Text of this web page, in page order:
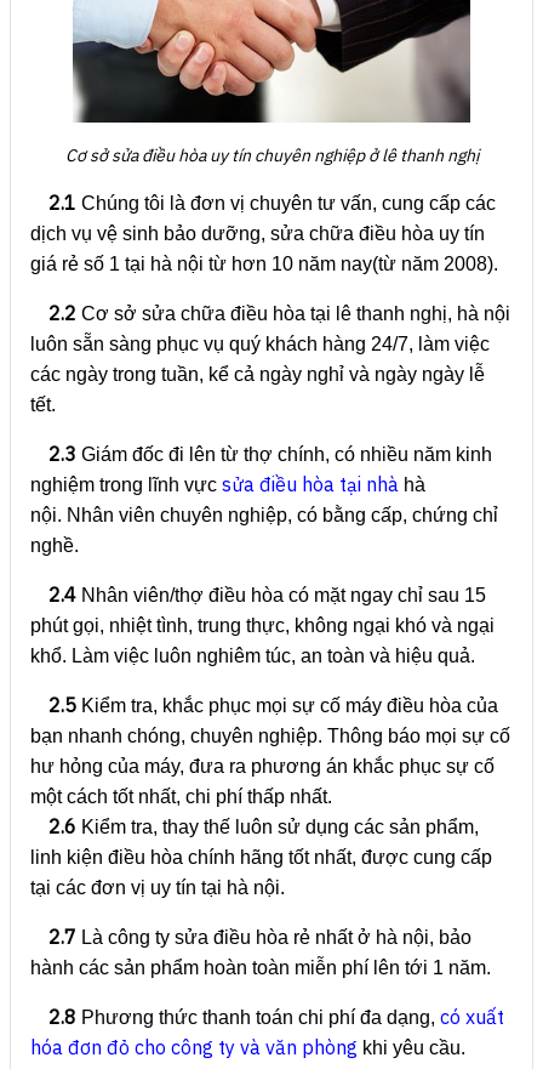
Cơ sở sửa điều hòa uy tín chuyên nghiệp ở lê thanh nghị
2.1 Chúng tôi là đơn vị chuyên tư vấn, cung cấp các
dịch vụ vệ sinh bảo dưỡng, sửa chữa điều hòa uy tín
giá rẻ số 1 tại hà nội từ hơn 10 năm nay(từ năm 2008).
2.2 Cơ sở sửa chữa điều hòa tại lê thanh nghị, hà nội
luôn sẵn sàng phục vụ quý khách hàng 24/7, làm việc
các ngày trong tuần, kể cả ngày nghỉ và ngày ngày lễ
tết.
2.3 Giám đốc đi lên từ thợ chính, có nhiều năm kinh
nghiệm trong lĩnh vực sửa điều hòa tại nhà hà
nội. Nhân viên chuyên nghiệp, có bằng cấp, chứng chỉ
nghề.
2.4 Nhân viên/thợ điều hòa có mặt ngay chỉ sau 15
phút gọi, nhiệt tình, trung thực, không ngại khó và ngại
khổ. Làm việc luôn nghiêm túc, an toàn và hiệu quả.
2.5 Kiểm tra, khắc phục mọi sự cố máy điều hòa của
bạn nhanh chóng, chuyên nghiệp. Thông báo mọi sự cố
hư hỏng của máy, đưa ra phương án khắc phục sự cố
một cách tốt nhất, chi phí thấp nhất.
2.6 Kiểm tra, thay thế luôn sử dụng các sản phẩm,
linh kiện điều hòa chính hãng tốt nhất, được cung cấp
tại các đơn vị uy tín tại hà nội.
2.7 Là công ty sửa điều hòa rẻ nhất ở hà nội, bảo
hành các sản phẩm hoàn toàn miễn phí lên tới 1 năm.
2.8 Phương thức thanh toán chi phí đa dạng, có xuất
hóa đơn đỏ cho công ty và văn phòng khi yêu cầu.